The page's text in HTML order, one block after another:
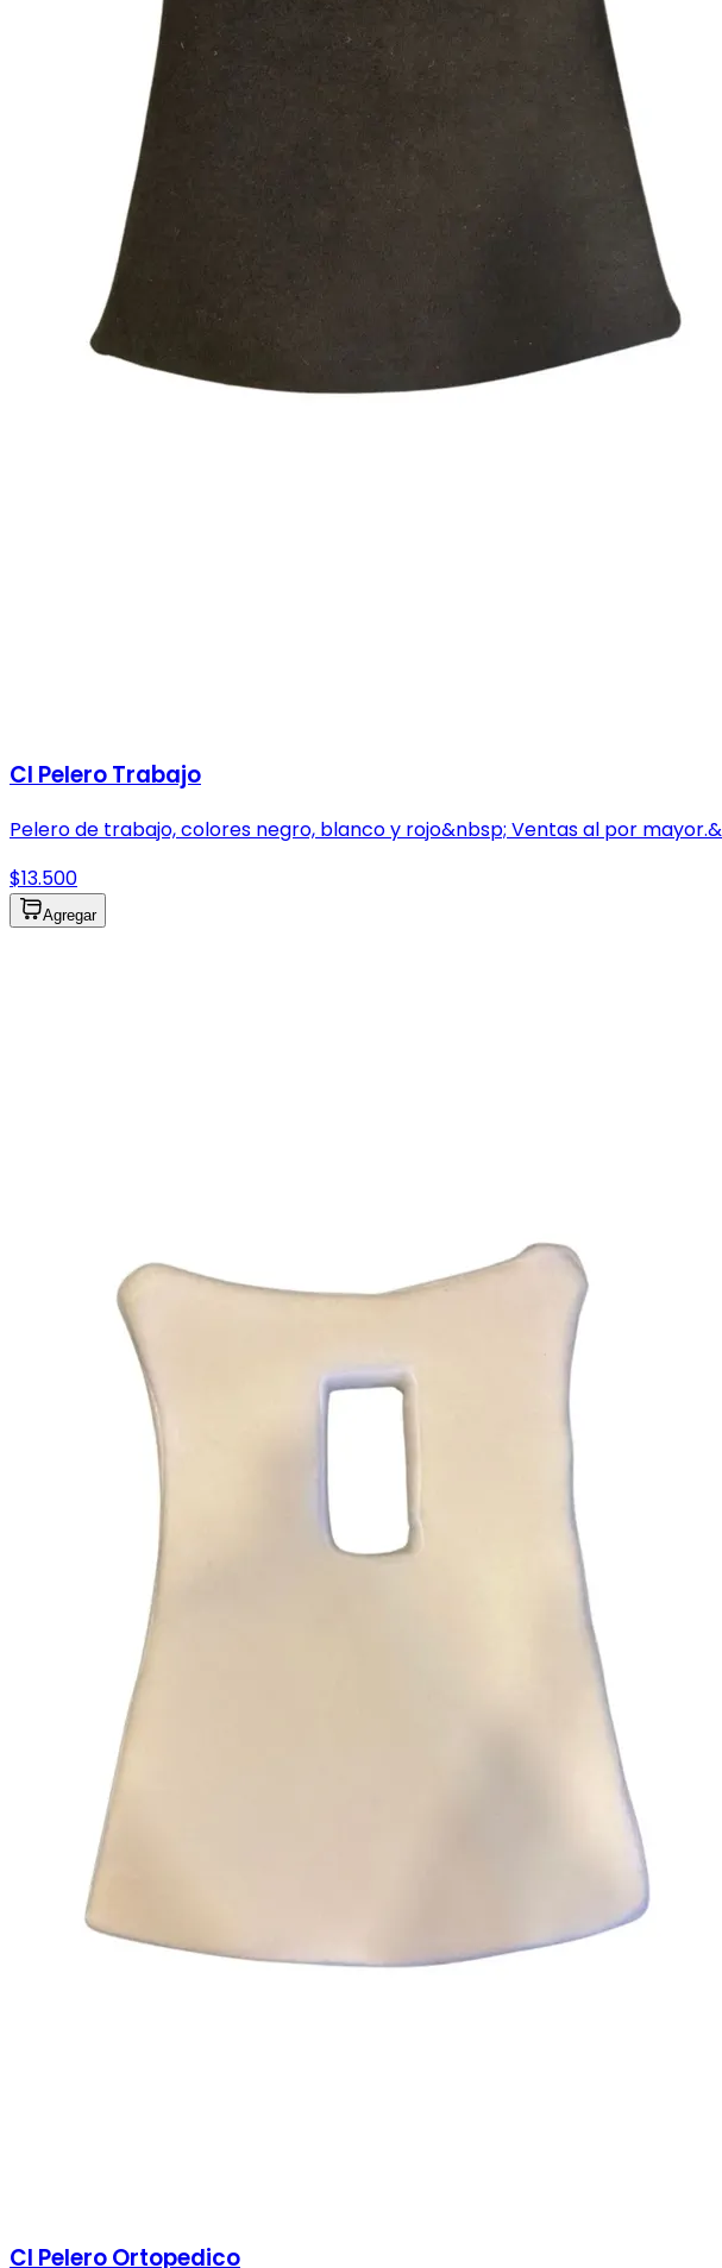
Cl Pelero Trabajo
Pelero de trabajo, colores negro, blanco y rojo&nbsp; Ventas al por
$13.500
Agregar
Cl Pelero Ortopedico